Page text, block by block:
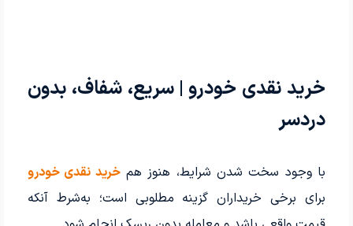
خرید نقدی خودرو | سریع، شفاف، بدون
دردسر
با وجود سخت شدن شرایط، هنوز همخرید نقدی خودرو
برای برخی خریداران گزینه مطلوبی است؛ به‌شرط آنکه